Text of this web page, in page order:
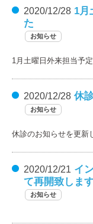
2020/12/28 1月
た
お知らせ
1月土曜日外来担当予
2020/12/28 休
お知らせ
休診のお知らせを更新
2020/12/21 イ
て再開致しま
お知らせ